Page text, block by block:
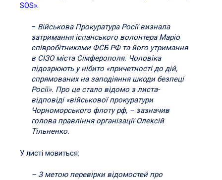
SOS»
– Військова Прокуратура Росії визнала
затримання іспанського волонтера Маріо
співробітниками ФСБ РФ та його утримання
в СІЗО міста Сімферополя. Чоловіка
підозрюють у нібито «причетності до дій,
спрямованих на заподіяння шкоди безпеці
Росії». Про це стало відомо з листа-
відповіді «військової прокуратури
Чорноморського флоту рф, – зазначив
голова правління організації Олексій
Тільненко.
У листі мовиться:
– З метою перевірки відомостей про